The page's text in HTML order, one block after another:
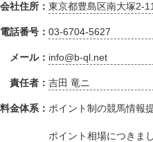
会社住所： 東京都豊島区南大塚2-
電話番号： 03-6704-5627
メール： info@b-ql.net
責任者： 吉田 竜ニ
料金体系： ポイント制の競馬情報
ポイント相場につきま